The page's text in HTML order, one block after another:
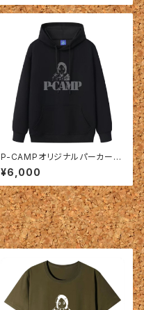
P-CAMPオリジナルパーカー
裏起毛 黒 ブラック
¥6,000